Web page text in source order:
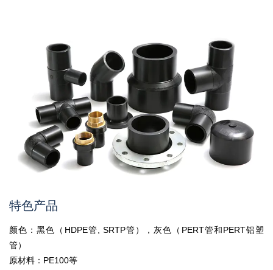
特色产品
颜色：黑色（HDPE管, SRTP管），灰色（PERT管和PERT铝塑
管）
原材料：PE100等